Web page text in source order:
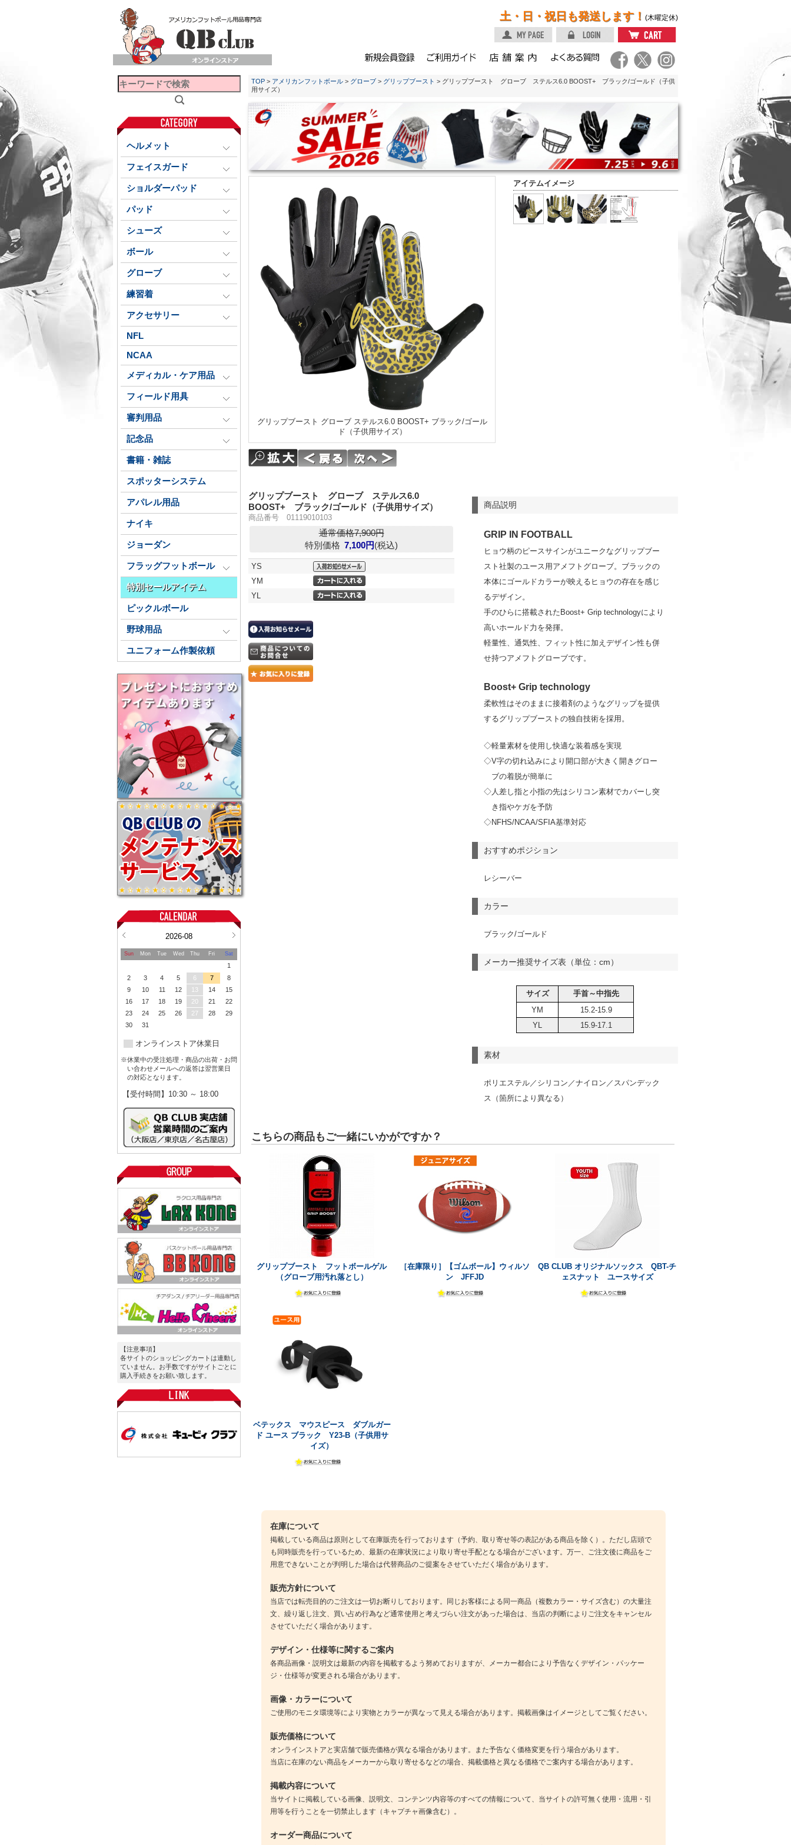
土・日・祝日も発送します！ (木曜定休)
ヘルメット
フェイスガード
ショルダーパッド
パッド
シューズ
ボール
グローブ
練習着
アクセサリー
NFL
NCAA
メディカル・ケア用品
フィールド用具
審判用品
記念品
書籍・雑誌
スポッターシステム
アパレル用品
ナイキ
ジョーダン
フラッグフットボール
特別セールアイテム
ピックルボール
野球用品
ユニフォーム作製依頼
2026-08
Sun Mon Tue Wed Thu Fri Sat
1
2
3 4 5 6 7
8
9
10 11 12 13 14
15
16
17 18 19 20 21
22
23
24 25 26 27 28
29
30
31
オンラインストア休業日
※休業中の受注処理・商品の出荷・お問
い合わせメールへの返答は翌営業日
の対応となります。
【受付時間】10:30 ～ 18:00
【注意事項】
各サイトのショッピングカートは連動し
ていません。お手数ですがサイトごとに
購入手続きをお願い致します。
TOP > アメリカンフットボール > グローブ > グリップブースト > グリップブースト グローブ ステルス6.0 BOOST+ ブラック/ゴールド（子供
用サイズ）
アイテムイメージ
グリップブースト グローブ ステルス6.0 BOOST+ ブラック/ゴール
ド（子供用サイズ）
商品説明
GRIP IN FOOTBALL
ヒョウ柄のピースサインがユニークなグリップブー
スト社製のユース用アメフトグローブ。ブラックの
本体にゴールドカラーが映えるヒョウの存在を感じ
るデザイン。
手のひらに搭載されたBoost+ Grip technologyにより
高いホールド力を発揮。
軽量性、通気性、フィット性に加えデザイン性も併
せ持つアメフトグローブです。
Boost+ Grip technology
柔軟性はそのままに接着剤のようなグリップを提供
するグリップブーストの独自技術を採用。
◇軽量素材を使用し快適な装着感を実現
◇V字の切れ込みにより開口部が大きく開きグロー
ブの着脱が簡単に
◇人差し指と小指の先はシリコン素材でカバーし突
き指やケガを予防
◇NFHS/NCAA/SFIA基準対応
おすすめポジション
レシーバー
カラー
ブラック/ゴールド
メーカー推奨サイズ表（単位：cm）
サイズ
手首～中指先
YM
15.2-15.9
YL
15.9-17.1
素材
ポリエステル／シリコン／ナイロン／スパンデック
ス（箇所により異なる）
グリップブースト グローブ ステルス6.0
BOOST+ ブラック/ゴールド（子供用サイズ）
商品番号 01119010103
通常価格7,900円
特別価格 7,100円(税込)
YS
YM
YL
こちらの商品もご一緒にいかがですか？
グリップブースト フットボールゲル
（グローブ用汚れ落とし）
［在庫限り］【ゴムボール】ウィルソ
ン JFFJD
QB CLUB オリジナルソックス QBT-チ
ェスナット ユースサイズ
ベテックス マウスピース ダブルガー
ド ユース ブラック Y23-B（子供用サ
イズ）
在庫について
掲載している商品は原則として在庫販売を行っております（予約、取り寄せ等の表記がある商品を除く）。ただし店頭で
も同時販売を行っているため、最新の在庫状況により取り寄せ手配となる場合がございます。万一、ご注文後に商品をご
用意できないことが判明した場合は代替商品のご提案をさせていただく場合があります。
販売方針について
当店では転売目的のご注文は一切お断りしております。同じお客様による同一商品（複数カラー・サイズ含む）の大量注
文、繰り返し注文、買い占め行為など通常使用と考えづらい注文があった場合は、当店の判断によりご注文をキャンセル
させていただく場合があります。
デザイン・仕様等に関するご案内
各商品画像・説明文は最新の内容を掲載するよう努めておりますが、メーカー都合により予告なくデザイン・パッケー
ジ・仕様等が変更される場合があります。
画像・カラーについて
ご使用のモニタ環境等により実物とカラーが異なって見える場合があります。掲載画像はイメージとしてご覧ください。
販売価格について
オンラインストアと実店舗で販売価格が異なる場合があります。また予告なく価格変更を行う場合があります。
当店に在庫のない商品をメーカーから取り寄せるなどの場合、掲載価格と異なる価格でご案内する場合があります。
掲載内容について
当サイトに掲載している画像、説明文、コンテンツ内容等のすべての情報について、当サイトの許可無く使用・流用・引
用等を行うことを一切禁止します（キャプチャ画像含む）。
オーダー商品について